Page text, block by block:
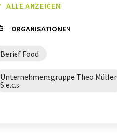
Pflanzendrinks
ALLE ANZEIGEN
ORGANISATIONEN
Berief Food
Unternehmensgruppe Theo Müller
S.e.c.s.